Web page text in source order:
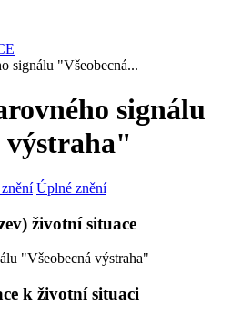
signálu "Všeobecná...
signálu
výstraha"
Úplné znění
životní situace
"Všeobecná výstraha"
k životní situaci